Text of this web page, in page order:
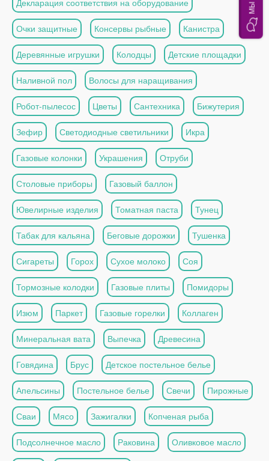
Декларация соответствия на оборудование
Очки защитные Консервы рыбные Канистра
Деревянные игрушки Колодцы Детские площадки
Наливной пол Волосы для наращивания
Робот-пылесос Цветы Сантехника Бижутерия
Зефир Светодиодные светильники Икра
Газовые колонки Украшения Отруби
Столовые приборы Газовый баллон
Ювелирные изделия Томатная паста Тунец
Табак для кальяна Беговые дорожки Тушенка
Сигареты Горох Сухое молоко Соя
Тормозные колодки Газовые плиты Помидоры
Изюм Паркет Газовые горелки Коллаген
Минеральная вата Выпечка Древесина
Говядина Брус Детское постельное белье
Апельсины Постельное белье Свечи Пирожные
Сваи Мясо Зажигалки Копченая рыба
Подсолнечное масло Раковина Оливковое масло